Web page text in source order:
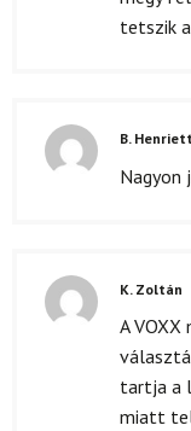
tetszik
B.
Nagyon
K. Zoltán
A
tartja a
miatt